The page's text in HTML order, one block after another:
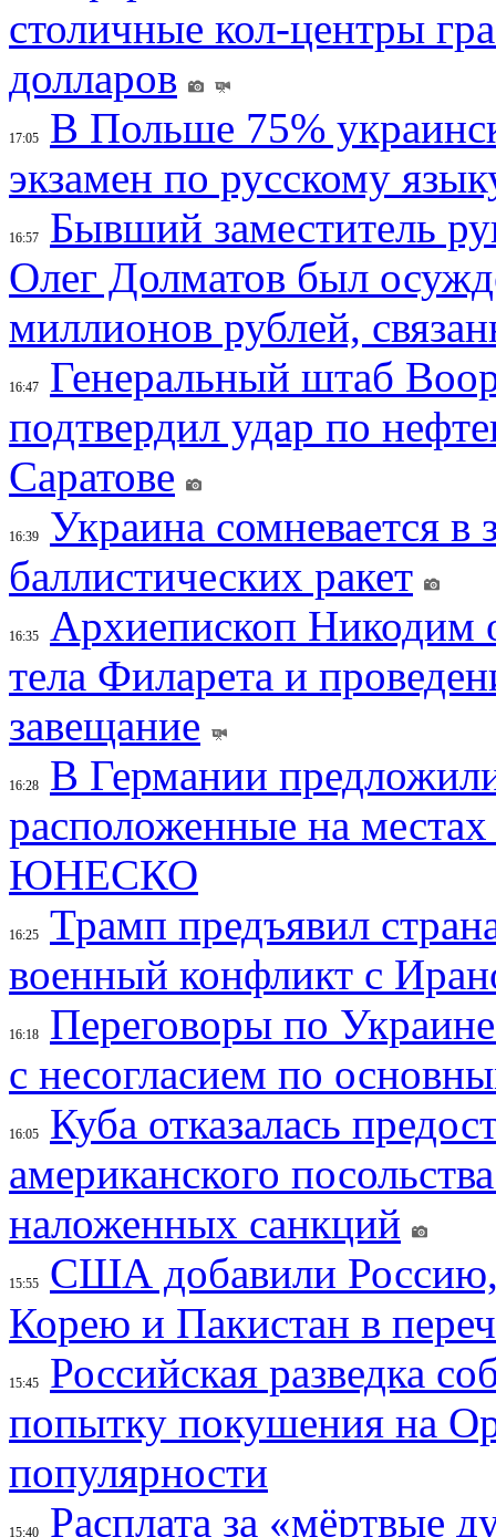
столичные кол-центры
долларов
17:05
В Польше 75%
экзамен по русскому
16:57
Бывший заместитель
Олег Долматов был
миллионов рублей,
16:47
Генеральный штаб
подтвердил удар по
Саратове
16:39
Украина сомневается в
баллистических ракет
16:35
Архиепископ
тела Филарета и
завещание
16:28
В Германии
расположенные на
ЮНЕСКО
16:25
Трамп предъявил
военный конфликт с
16:18
Переговоры по
с несогласием по
16:05
Куба отказалась
американского
наложенных санкций
15:55
США добавили
Корею и Пакистан в
15:45
Российская разведка
попытку покушения на
популярности
15:40 Расплата за «мёртвые